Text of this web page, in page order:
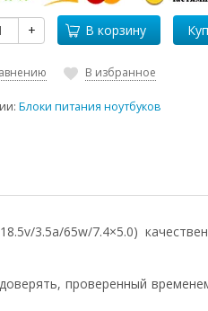
+ В корзину
В избранное
Блоки питания ноутбуков
3.5a/65w/7.4×5.0)
проверенный